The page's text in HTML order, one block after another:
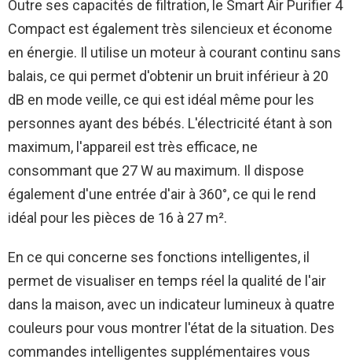
Outre ses capacités de filtration, le Smart Air Purifier 4
Compact est également très silencieux et économe
en énergie. Il utilise un moteur à courant continu sans
balais, ce qui permet d'obtenir un bruit inférieur à 20
dB en mode veille, ce qui est idéal même pour les
personnes ayant des bébés. L'électricité étant à son
maximum, l'appareil est très efficace, ne
consommant que 27 W au maximum. Il dispose
également d'une entrée d'air à 360°, ce qui le rend
idéal pour les pièces de 16 à 27 m².
En ce qui concerne ses fonctions intelligentes, il
permet de visualiser en temps réel la qualité de l'air
dans la maison, avec un indicateur lumineux à quatre
couleurs pour vous montrer l'état de la situation. Des
commandes intelligentes supplémentaires vous